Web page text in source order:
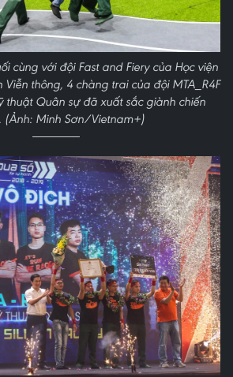
cùng với đội Fast and Fiery của Học viện
Viễn thông, 4 chàng trai của đội MTA_R4F
thuật Quân sự đã xuất sắc giành chiến
(Ảnh: Minh Sơn/Vietnam+)